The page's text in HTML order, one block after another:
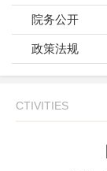
院务公开
政策法规
CTIVITIES